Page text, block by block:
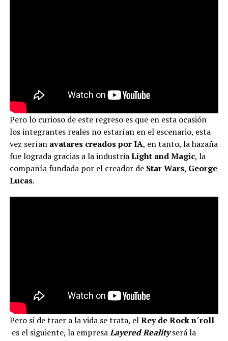
Pero lo curioso de este regreso es que en esta ocasión
los integrantes reales no estarían en el escenario, esta
vez seríanavatares creados por IA, en tanto, la hazaña
fue lograda gracias a la industriaLight and Magic, la
compañía fundada por el creador de Star Wars, George
Lucas.
Pero si de traer a la vida se trata, elRey de Rock n´roll
es el siguiente, la empresaLayered Realityserá la